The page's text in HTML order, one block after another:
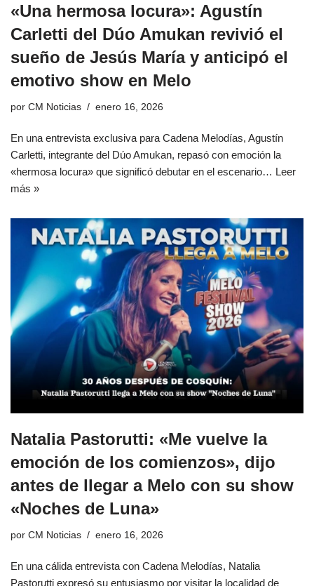
«Una hermosa locura»: Agustín
Carletti del Dúo Amukan revivió el
sueño de Jesús María y anticipó el
emotivo show en Melo
por CM Noticias enero 16, 2026
En una entrevista exclusiva para Cadena Melodías, Agustín
Carletti, integrante del Dúo Amukan, repasó con emoción la
«hermosa locura» que significó debutar en el escenario… Leer
más »
Natalia Pastorutti: «Me vuelve la
emoción de los comienzos», dijo
antes de llegar a Melo con su show
«Noches de Luna»
por CM Noticias enero 16, 2026
En una cálida entrevista con Cadena Melodías, Natalia
Pastorutti expresó su entusiasmo por visitar la localidad de